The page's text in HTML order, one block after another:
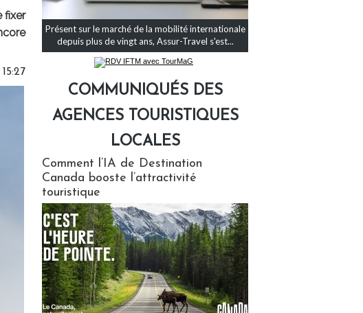
fixer
Présent sur le marché de la mobilité internationale
depuis plus de vingt ans, Assur-Travel s'est...
COMMUNIQUÉS DES
AGENCES TOURISTIQUES
LOCALES
Comment l’IA de Destination
Canada booste l’attractivité
touristique